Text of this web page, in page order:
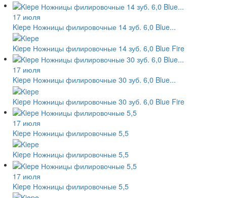
17 июля
Kiepe Ножницы филировочные 14 зуб. 6,0 Blue...
Kiepe Ножницы филировочные 14 зуб. 6,0 Blue Fire
17 июля
Kiepe Ножницы филировочные 30 зуб. 6,0 Blue...
Kiepe Ножницы филировочные 30 зуб. 6,0 Blue Fire
17 июля
Kiepe Ножницы филировочные 5,5
Kiepe Ножницы филировочные 5,5
17 июля
Kiepe Ножницы филировочные 5,5